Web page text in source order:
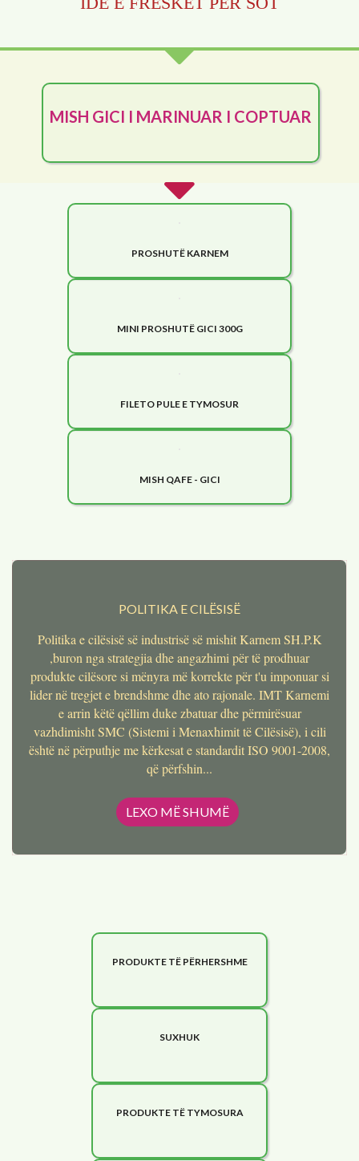
MISH GICI I MARINUAR I COPTUAR
PROSHUTË KARNEM
MINI PROSHUTË GICI 300G
FILETO PULE E TYMOSUR
MISH QAFE - GICI
POLITIKA E CILËSISË
Politika e cilësisë së industrisë së mishit Karnem SH.P.K
,buron nga strategjia dhe angazhimi për të prodhuar
produkte cilësore si mënyra më korrekte për t'u imponuar si
lider në tregjet e brendshme dhe ato rajonale. IMT Karnemi
e arrin këtë qëllim duke zbatuar dhe përmirësuar
vazhdimisht SMC (Sistemi i Menaxhimit të Cilësisë), i cili
është në përputhje me kërkesat e standardit ISO 9001-2008,
që përfshin...
PRODUKTE TË PËRHERSHME
SUXHUK
PRODUKTE TË TYMOSURA